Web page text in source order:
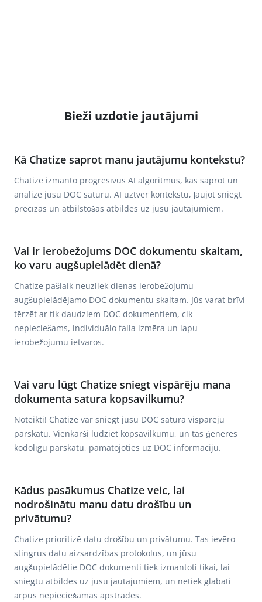
Bieži uzdotie jautājumi
Kā Chatize saprot manu jautājumu kontekstu?
Chatize izmanto progresīvus AI algoritmus, kas saprot un
analizē jūsu DOC saturu. AI uztver kontekstu, ļaujot sniegt
precīzas un atbilstošas atbildes uz jūsu jautājumiem.
Vai ir ierobežojums DOC dokumentu skaitam,
ko varu augšupielādēt dienā?
Chatize pašlaik neuzliek dienas ierobežojumu
augšupielādējamo DOC dokumentu skaitam. Jūs varat brīvi
tērzēt ar tik daudziem DOC dokumentiem, cik
nepieciešams, individuālo faila izmēra un lapu
ierobežojumu ietvaros.
Vai varu lūgt Chatize sniegt vispārēju mana
dokumenta satura kopsavilkumu?
Noteikti! Chatize var sniegt jūsu DOC satura vispārēju
pārskatu. Vienkārši lūdziet kopsavilkumu, un tas ģenerēs
kodolīgu pārskatu, pamatojoties uz DOC informāciju.
Kādus pasākumus Chatize veic, lai
nodrošinātu manu datu drošību un
privātumu?
Chatize prioritizē datu drošību un privātumu. Tas ievēro
stingrus datu aizsardzības protokolus, un jūsu
augšupielādētie DOC dokumenti tiek izmantoti tikai, lai
sniegtu atbildes uz jūsu jautājumiem, un netiek glabāti
ārpus nepieciešamās apstrādes.